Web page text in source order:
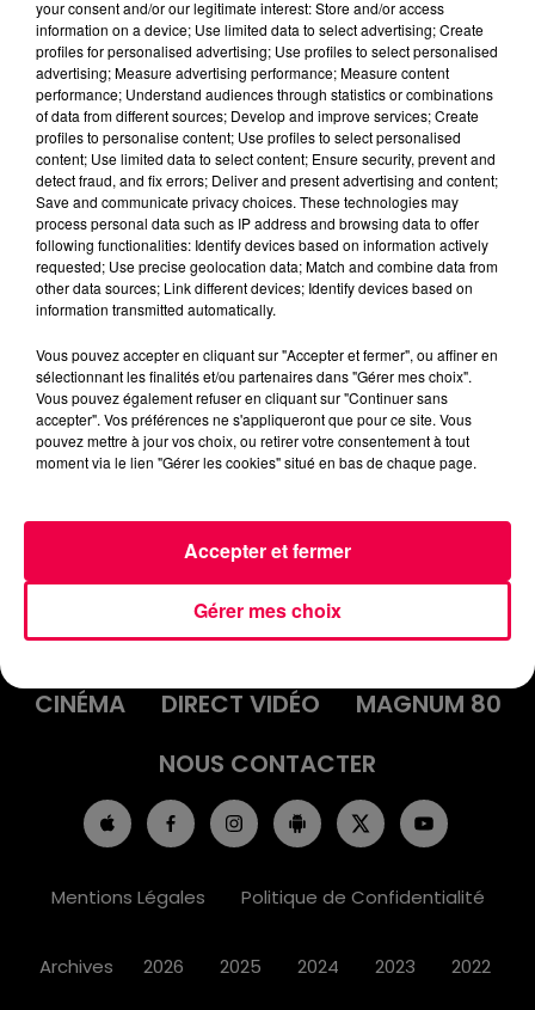
Flash infos
Crédit :Flash infos
podcasts/2022/04/2022-04-25-09-56-
07_20220425_CC.mp3
ACCUEIL INFOS
EMISSIONS
AGENDA
JEUX
PODCASTS
CINÉMA
DIRECT VIDÉO
MAGNUM 80
NOUS CONTACTER
Mentions Légales Politique de Confidentialité
Archives 2026 2025 2024 2023 2022
your consent and/or our legitimate interest: Store and/or access
information on a device; Use limited data to select advertising; Create
profiles for personalised advertising; Use profiles to select personalised
advertising; Measure advertising performance; Measure content
performance; Understand audiences through statistics or combinations
of data from different sources; Develop and improve services; Create
profiles to personalise content; Use profiles to select personalised
content; Use limited data to select content; Ensure security, prevent and
detect fraud, and fix errors; Deliver and present advertising and content;
Save and communicate privacy choices. These technologies may
process personal data such as IP address and browsing data to offer
following functionalities: Identify devices based on information actively
requested; Use precise geolocation data; Match and combine data from
other data sources; Link different devices; Identify devices based on
information transmitted automatically.
Vous pouvez accepter en cliquant sur "Accepter et fermer", ou affiner en
sélectionnant les finalités et/ou partenaires dans "Gérer mes choix".
Vous pouvez également refuser en cliquant sur "Continuer sans
accepter". Vos préférences ne s'appliqueront que pour ce site. Vous
pouvez mettre à jour vos choix, ou retirer votre consentement à tout
moment via le lien "Gérer les cookies" situé en bas de chaque page.
Gérer mes choix
Accepter et fermer